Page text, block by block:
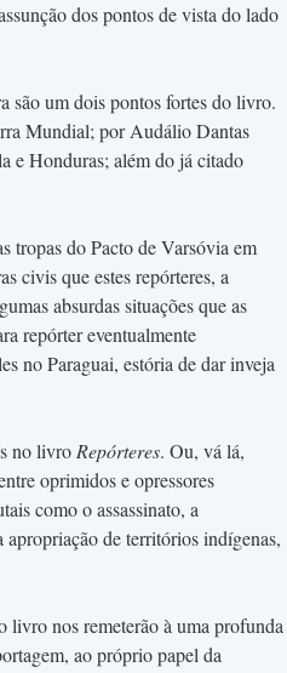
dos pontos de vista do lado
são um dois pontos fortes do livro.
Mundial; por Audálio Dantas
e Honduras; além do já citado
tropas do Pacto de Varsóvia em
civis que estes repórteres, a
absurdas situações que as
repórter eventualmente
no Paraguai, estória de dar inveja
no livro Repórteres. Ou, vá lá,
oprimidos e opressores
como o assassinato, a
apropriação de territórios indígenas,
livro nos remeterão à uma profunda
ao próprio papel da